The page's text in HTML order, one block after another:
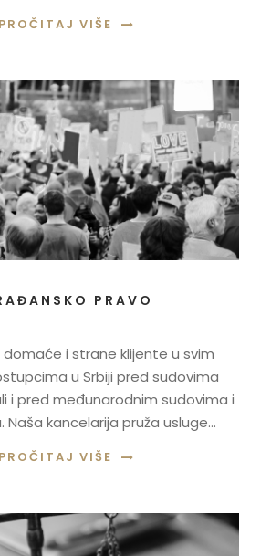
PROČITAJ VIŠE
PRAVO
i strane klijente u svim
u Srbiji pred sudovima
i pred međunarodnim sudovima i
kancelarija pruža usluge...
PROČITAJ VIŠE